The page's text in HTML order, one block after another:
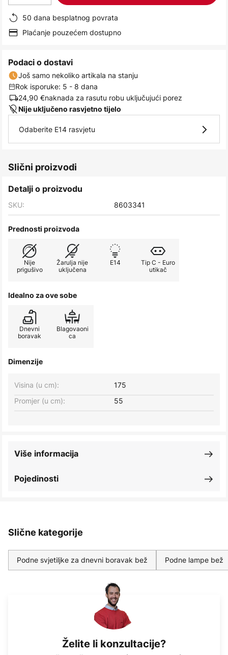
50 dana besplatnog povrata
Plaćanje pouzećem dostupno
Podaci o dostavi
Još samo nekoliko artikala na stanju
Rok isporuke: 5 - 8 dana
24,90 €naknada za rasutu robu uključujući porez
Nije uključeno rasvjetno tijelo
Odaberite E14 rasvjetu
Slični proizvodi
Detalji o proizvodu
SKU: 8603341
Prednosti proizvoda
Nije
prigušivo
Žarulja nije
uključena
E14
Tip C - Euro
utikač
Idealno za ove sobe
Dnevni
boravak
Blagovaoni
ca
Dimenzije
Visina (u cm):
175
Promjer (u cm):
55
Pojedinosti
Više informacija
Slične kategorije
Podne svjetiljke za dnevni boravak bež Podne lampe bež
Želite li konzultacije?